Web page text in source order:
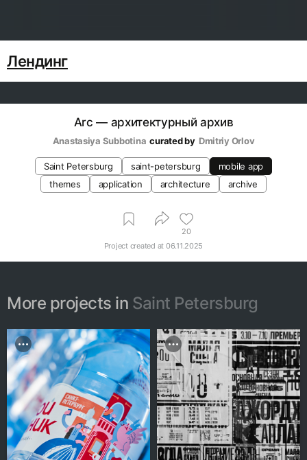
Лендинг
Arc — архитектурный архив
Anastasiya Subbotina curated by Dmitriy Orlov
Saint Petersburg saint-petersburg
mobile app
themes
application architecture archive
20
Project created at 06.11.2025
More projects in Saint Petersburg